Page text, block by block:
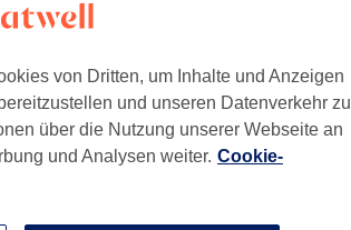
von Dritten, um Inhalte und Anzeigen
und unseren Datenverkehr zu
über die Nutzung unserer Webseite an
und Analysen weiter. Cookie-